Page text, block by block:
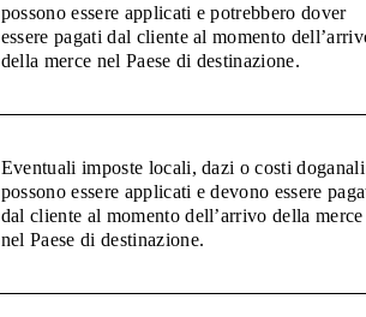
possono essere applicati e potrebbero dover
essere pagati dal cliente al momento
della merce nel Paese di destinazione.
Eventuali imposte locali, dazi o costi doganali
possono essere applicati e devono essere
dal cliente al momento dell’arrivo della merce
nel Paese di destinazione.